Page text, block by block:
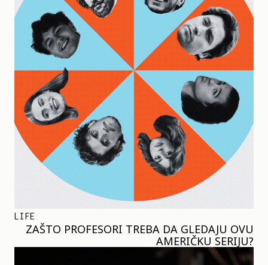
LIFE
ZAŠTO PROFESORI TREBA DA GLEDAJU OVU
AMERIČKU SERIJU?